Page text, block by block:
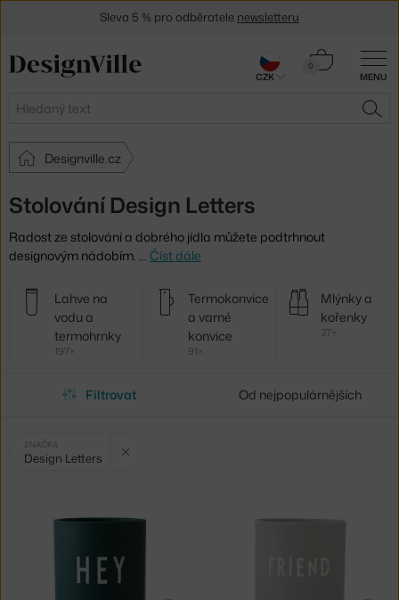
MENU
Hledat
0
Košík
Designville.cz
Stolování Design Letters
Radost ze stolování a dobrého jídla můžete podtrhnout
designovým nádobím. … Číst dále
Další
kategorie
Lahve na
vodu a
termohrnky
197×
Termokonvice
a varné
konvice
91×
Mlýnky a
kořenky
37×
Filtrovat Od nejpopulárnějších
Vybrané
filtry:
ZNAČKA
Design Letters
Sleva 5 % pro odběratele newsletteru
CZK